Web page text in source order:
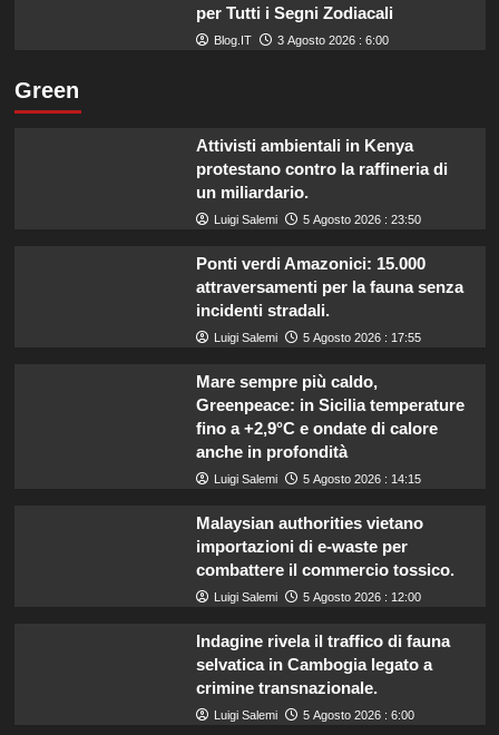
per Tutti i Segni Zodiacali
Blog.IT 3 Agosto 2026 : 6:00
Green
Attivisti ambientali in Kenya
protestano contro la raffineria di
un miliardario.
Luigi Salemi 5 Agosto 2026 : 23:50
Ponti verdi Amazonici: 15.000
attraversamenti per la fauna senza
incidenti stradali.
Luigi Salemi 5 Agosto 2026 : 17:55
Mare sempre più caldo,
Greenpeace: in Sicilia temperature
fino a +2,9°C e ondate di calore
anche in profondità
Luigi Salemi 5 Agosto 2026 : 14:15
Malaysian authorities vietano
importazioni di e-waste per
combattere il commercio tossico.
Luigi Salemi 5 Agosto 2026 : 12:00
Indagine rivela il traffico di fauna
selvatica in Cambogia legato a
crimine transnazionale.
Luigi Salemi 5 Agosto 2026 : 6:00